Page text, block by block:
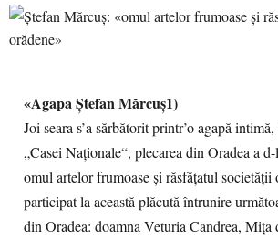
«Agapa Ștefan Mărcuș1)
Joi seara s’a sărbătorit printr’o agapă
„Casei Naţionale“, plecarea din Oradea a
omul artelor frumoase şi răsfăţatul societăţii
participat la această plăcută întrunire
din Oradea: doamna Veturia Candrea,